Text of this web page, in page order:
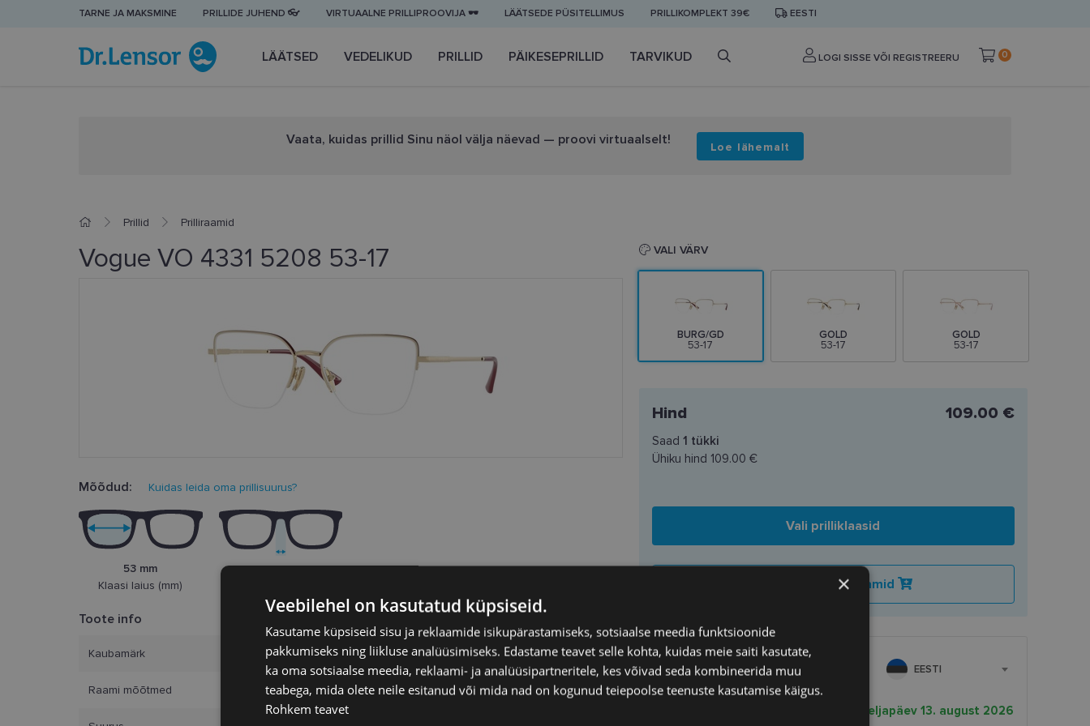
TARNE JA MAKSMINE PRILLIDE JUHEND 👓 VIRTUAALNE PRILLIPROOVIJA 🕶️ LÄÄTSEDE PÜSITELLIMUS PRILLIKOMPLEKT 39€ EESTI
LÄÄTSED VEDELIKUD PRILLID PÄIKESEPRILLID TARVIKUD LOGI SISSE VÕI REGISTREERU 0
Vaata, kuidas prillid Sinu näol välja näevad — proovi virtuaalselt! Loe lähemalt
Prillid Prilliraamid
Vogue VO 4331 5208 53-17
Mõõdud: Kuidas leida oma prillisuurus?
53 mm
Klaasi laius (mm)
Toote info
Kaubamärk VOGUE
Raami mõõtmed 53-17
VALI VÄRV
BURG/GD
53-17
GOLD
53-17
GOLD
53-17
Hind 109.00 €
Saad 1 tükki
Ühiku hind 109.00 €
Vali prilliklaasid
Lisa korvi ainult raamid
SAATMINE EESTI
neljapäev 13. august 2026
×
Veebilehel on kasutatud küpsiseid.
Kasutame küpsiseid sisu ja reklaamide isikupärastamiseks, sotsiaalse meedia funktsioonide
pakkumiseks ning liikluse analüüsimiseks. Edastame teavet selle kohta, kuidas meie saiti kasutate,
ka oma sotsiaalse meedia, reklaami- ja analüüsipartneritele, kes võivad seda kombineerida muu
teabega, mida olete neile esitanud või mida nad on kogunud teiepoolse teenuste kasutamise käigus.
Rohkem teavet